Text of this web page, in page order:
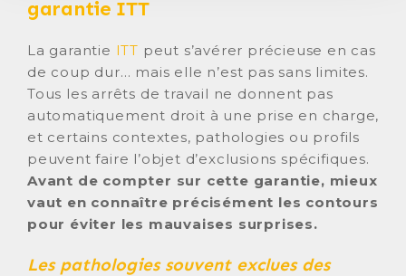
garantie ITT
La garantie ITT peut s’avérer précieuse en cas
de coup dur… mais elle n’est pas sans limites.
Tous les arrêts de travail ne donnent pas
automatiquement droit à une prise en charge,
et certains contextes, pathologies ou profils
peuvent faire l’objet d’exclusions spécifiques.
Avant de compter sur cette garantie, mieux
vaut en connaître précisément les contours
pour éviter les mauvaises surprises.
Les pathologies souvent exclues des